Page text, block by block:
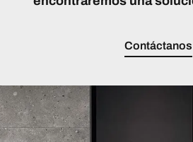
Contáctanos